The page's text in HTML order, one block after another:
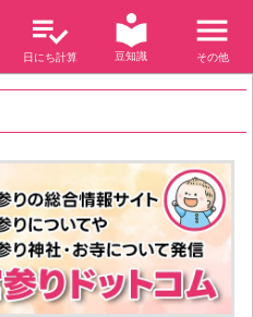
日にち計算 豆知識 その他